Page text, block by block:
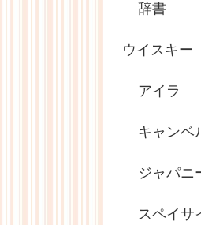
辞書
ウイスキー
アイラ
キャンベ
ジャパニ
スペイサ